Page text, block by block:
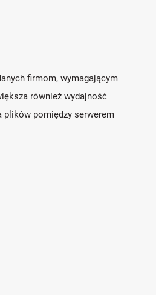
firmom, wymagającym
również wydajność
plików pomiędzy serwerem